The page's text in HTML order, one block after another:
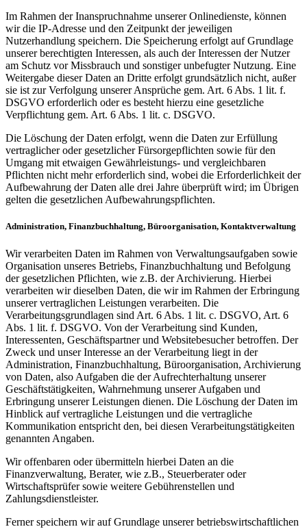
Im Rahmen der Inanspruchnahme unserer Onlinedienste, können
wir die IP-Adresse und den Zeitpunkt der jeweiligen
Nutzerhandlung speichern. Die Speicherung erfolgt auf Grundlage
unserer berechtigten Interessen, als auch der Interessen der Nutzer
am Schutz vor Missbrauch und sonstiger unbefugter Nutzung. Eine
Weitergabe dieser Daten an Dritte erfolgt grundsätzlich nicht, außer
sie ist zur Verfolgung unserer Ansprüche gem. Art. 6 Abs. 1 lit. f.
DSGVO erforderlich oder es besteht hierzu eine gesetzliche
Verpflichtung gem. Art. 6 Abs. 1 lit. c. DSGVO.
Die Löschung der Daten erfolgt, wenn die Daten zur Erfüllung
vertraglicher oder gesetzlicher Fürsorgepflichten sowie für den
Umgang mit etwaigen Gewährleistungs- und vergleichbaren
Pflichten nicht mehr erforderlich sind, wobei die Erforderlichkeit der
Aufbewahrung der Daten alle drei Jahre überprüft wird; im Übrigen
gelten die gesetzlichen Aufbewahrungspflichten.
Administration, Finanzbuchhaltung, Büroorganisation, Kontaktverwaltung
Wir verarbeiten Daten im Rahmen von Verwaltungsaufgaben sowie
Organisation unseres Betriebs, Finanzbuchhaltung und Befolgung
der gesetzlichen Pflichten, wie z.B. der Archivierung. Hierbei
verarbeiten wir dieselben Daten, die wir im Rahmen der Erbringung
unserer vertraglichen Leistungen verarbeiten. Die
Verarbeitungsgrundlagen sind Art. 6 Abs. 1 lit. c. DSGVO, Art. 6
Abs. 1 lit. f. DSGVO. Von der Verarbeitung sind Kunden,
Interessenten, Geschäftspartner und Websitebesucher betroffen. Der
Zweck und unser Interesse an der Verarbeitung liegt in der
Administration, Finanzbuchhaltung, Büroorganisation, Archivierung
von Daten, also Aufgaben die der Aufrechterhaltung unserer
Geschäftstätigkeiten, Wahrnehmung unserer Aufgaben und
Erbringung unserer Leistungen dienen. Die Löschung der Daten im
Hinblick auf vertragliche Leistungen und die vertragliche
Kommunikation entspricht den, bei diesen Verarbeitungstätigkeiten
genannten Angaben.
Wir offenbaren oder übermitteln hierbei Daten an die
Finanzverwaltung, Berater, wie z.B., Steuerberater oder
Wirtschaftsprüfer sowie weitere Gebührenstellen und
Zahlungsdienstleister.
Ferner speichern wir auf Grundlage unserer betriebswirtschaftlichen